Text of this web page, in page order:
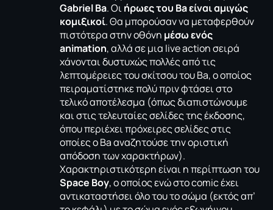
Gabriel Ba. Οι ήρωες του Ba είναι αμιγώς
κομιξικοί. Θα μπορούσαν να μεταφερθούν
πιστότερα στην οθόνη μέσω ενός
animation, αλλά σε μια live action σειρά
χάνονται δυστυχώς πολλές από τις
λεπτομέρειες του σκίτσου του Ba, ο οποίος
πειραματίστηκε πολύ πριν φτάσει στο
τελικό αποτέλεσμα (όπως διαπιστώνουμε
και στις τελευταίες σελίδες της έκδοσης,
όπου περιέχει πρόχειρες σελίδες στις
οποίες ο Ba αναζητούσε την οριστική
απόδοση των χαρακτήρων).
Χαρακτηριστικότερη είναι η περίπτωση του
Space Boy, ο οποίος ενώ στο comic έχει
αντικαταστήσει όλο του το σώμα (εκτός απ’